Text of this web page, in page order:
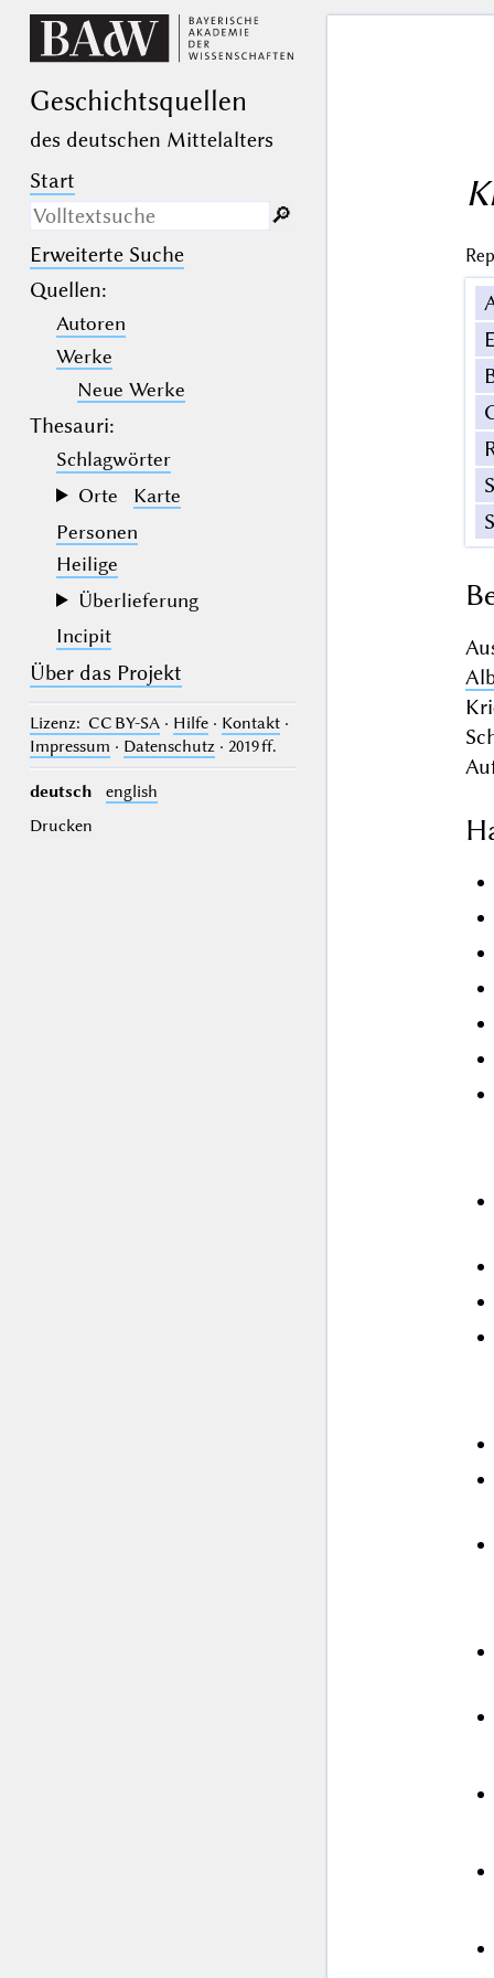
Geschichts­quellen
des deutschen Mittelalters
Start
Nur in Beschreibungs­texten
suchen
(der Unterstrich) ist Platzhalter für
genau ein Zeichen.
(das Prozentzeichen) ist Platzhalter
für kein, ein oder mehr als ein
Zeichen.
🔎︎
Erweiterte Suche
Quellen:
Autoren
Werke
Neue Werke
Thesauri:
Schlagwörter
Orte
Karte
Personen
Heilige
Überlieferung
Incipit
Über das Projekt
Lizenz: CC BY-SA· Hilfe· Kontakt·
Impressum · Datenschutz· 2019 ff.
deutsch
english
Drucken